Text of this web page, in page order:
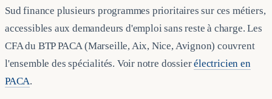
Sud finance plusieurs programmes prioritaires sur ces métiers,
accessibles aux demandeurs d'emploi sans reste à charge. Les
CFA du BTP PACA (Marseille, Aix, Nice, Avignon) couvrent
l'ensemble des spécialités. Voir notre dossierélectricien en
PACA.